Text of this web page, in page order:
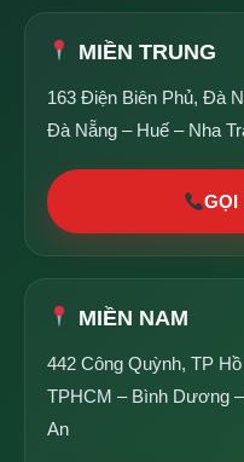
MIỀN TRUNG
163 Điện Biên Phủ, Đà
Đà Nẵng – Huế – Nha
GỌI
MIỀN NAM
442 Công Quỳnh, TP
TPHCM – Bình Dương
An